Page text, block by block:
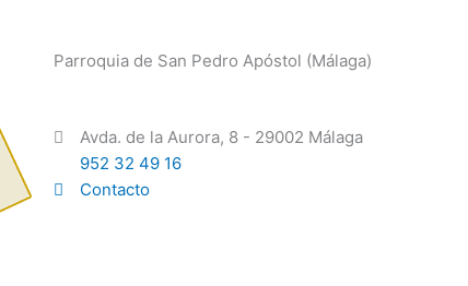
Parroquia de San Pedro Apóstol (Málaga)
Avda. de la Aurora, 8 - 29002 Málaga
952 32 49 16
Contacto